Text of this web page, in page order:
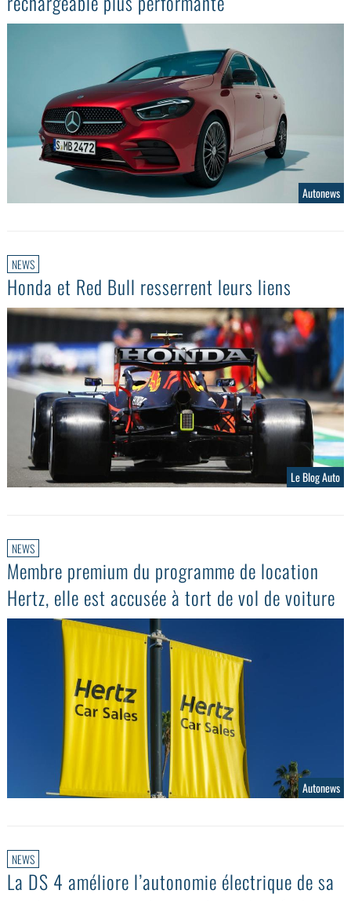
Autonews
NEWS
Honda et Red Bull resserrent leurs liens
Le Blog Auto
NEWS
Membre premium du programme de location
Hertz, elle est accusée à tort de vol de voiture
Autonews
NEWS
La DS 4 améliore l’autonomie électrique de sa